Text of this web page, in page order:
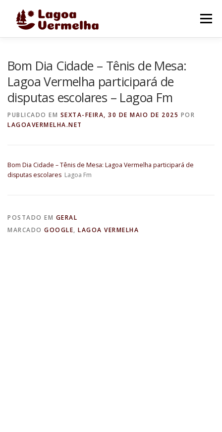
Menu
FALE CONOSCO
Bom Dia Cidade – Tênis de Mesa:
Lagoa Vermelha participará de
disputas escolares – Lagoa Fm
PUBLICADO EM SEXTA-FEIRA, 30 DE MAIO DE 2025 POR
LAGOAVERMELHA.NET
Bom Dia Cidade – Tênis de Mesa: Lagoa Vermelha participará de
disputas escolares Lagoa Fm
POSTADO EM GERAL
MARCADO GOOGLE, LAGOA VERMELHA